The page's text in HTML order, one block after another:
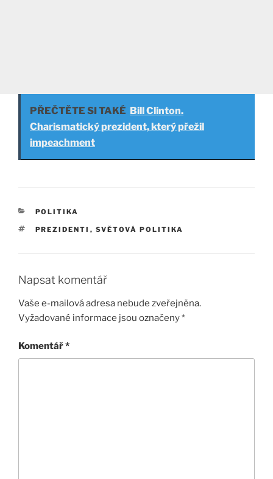
PŘEČTĚTE SI TAKÉ Bill Clinton.
Charismatický prezident, který přežil
impeachment
RUBRIKY
POLITIKA
ŠTÍTKY
PREZIDENTI , SVĚTOVÁ POLITIKA
Napsat komentář
Vaše e-mailová adresa nebude zveřejněna.
Vyžadované informace jsou označeny*
Komentář*